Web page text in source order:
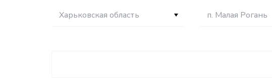
Харьковская область п. Малая Рогань